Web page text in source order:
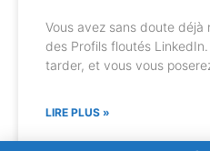
Vous avez sans doute
des Profils floutés
tarder, et vous vous
LIRE PLUS »